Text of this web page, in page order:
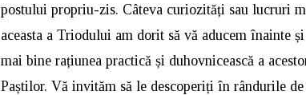
postului propriu-zis. Câteva curiozități sau lucruri
aceasta a Triodului am dorit să vă aducem înainte
mai bine rațiunea practică și duhovnicească a
Paștilor. Vă invităm să le descoperiți în rândurile